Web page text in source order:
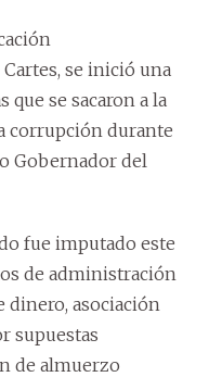
se inició una
que se sacaron a la
corrupción durante
Gobernador del
fue imputado este
de administración
dinero, asociación
supuestas
de almuerzo